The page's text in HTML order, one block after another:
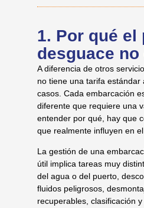
1. Por qué el
desguace
A diferencia de otros
no tiene una tarifa estándar
casos. Cada embarcación
diferente que requiere una
entender por qué, hay que
que realmente influyen en el
La gestión de una
útil implica tareas muy
del agua o del puerto,
fluidos peligrosos,
recuperables, clasificación